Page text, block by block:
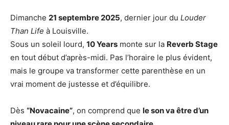
Dimanche 21 septembre 2025, dernier jour du Louder
Than Life à Louisville.
Sous un soleil lourd, 10 Years monte sur la Reverb Stage
en tout début d’après-midi. Pas l’horaire le plus évident,
mais le groupe va transformer cette parenthèse en un
vrai moment de justesse et d’équilibre.
Dès “Novacaine”, on comprend que le son va être d’un